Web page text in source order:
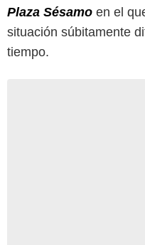
Plaza Sésamo en el
situación súbitamente
tiempo.